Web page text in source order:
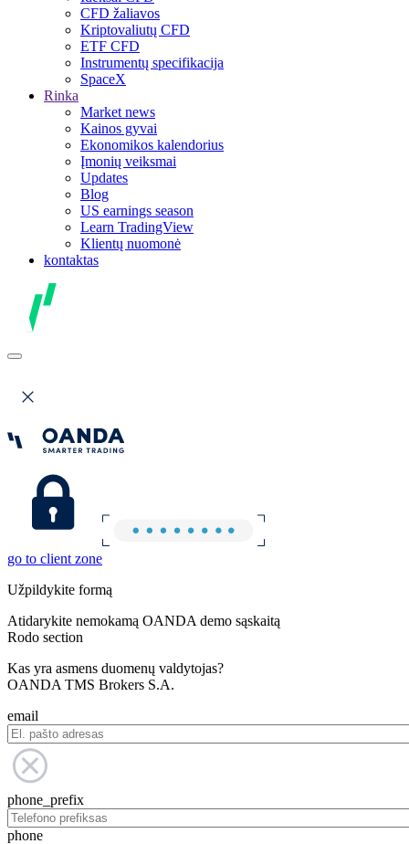
CFD žaliavos
Kriptovaliutų CFD
ETF CFD
Instrumentų specifikacija
SpaceX
Rinka
Market news
Kainos gyvai
Ekonomikos kalendorius
Įmonių veiksmai
Updates
Blog
US earnings season
Learn TradingView
Klientų nuomonė
kontaktas
go to client zone
Užpildykite formą
Atidarykite nemokamą OANDA demo sąskaitą
Rodo section
Kas yra asmens duomenų valdytojas?
OANDA TMS Brokers S.A.
email
phone_prefix
phone